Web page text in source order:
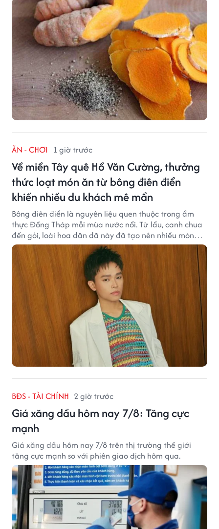
ĂN - CHƠI 1 giờ trước
Về miền Tây quê Hồ Văn Cường, thưởng
thức loạt món ăn từ bông điên điển
khiến nhiều du khách mê mẩn
Bông điên điển là nguyên liệu quen thuộc trong ẩm
thực Đồng Tháp mỗi mùa nước nổi. Từ lẩu, canh chua
đến gỏi, loài hoa dân dã này đã tạo nên nhiều món
ngon khiến du khách khó quên.
BĐS - TÀI CHÍNH 2 giờ trước
Giá xăng dầu hôm nay 7/8: Tăng cực
mạnh
Giá xăng dầu hôm nay 7/8 trên thị trường thế giới
tăng cực mạnh so với phiên giao dịch hôm qua.